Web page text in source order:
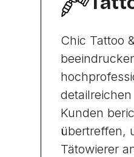
Chic Tattoo
Kunden
übertreffen,
Tätowierer